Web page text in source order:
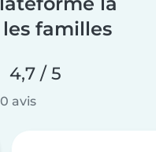
familles
4,7 / 5
avis